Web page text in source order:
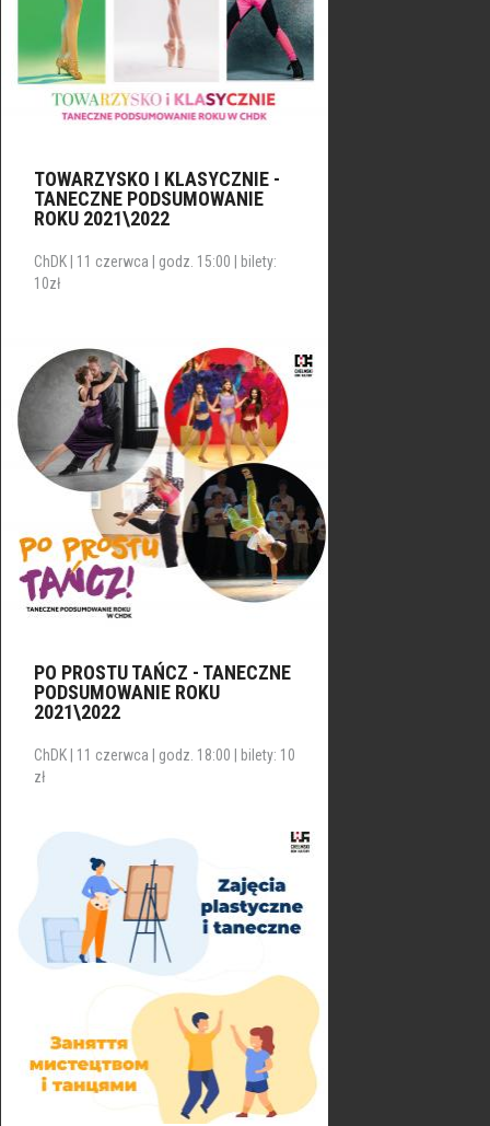
TOWARZYSKO I KLASYCZNIE -
TANECZNE PODSUMOWANIE
ROKU 2021\2022
ChDK | 11 czerwca | godz. 15:00 | bilety:
10zł
PO PROSTU TAŃCZ - TANECZNE
PODSUMOWANIE ROKU
2021\2022
ChDK | 11 czerwca | godz. 18:00 | bilety: 10
zł